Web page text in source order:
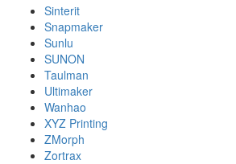
Sinterit
Snapmaker
Sunlu
SUNON
Taulman
Ultimaker
Wanhao
XYZ Printing
ZMorph
Zortrax